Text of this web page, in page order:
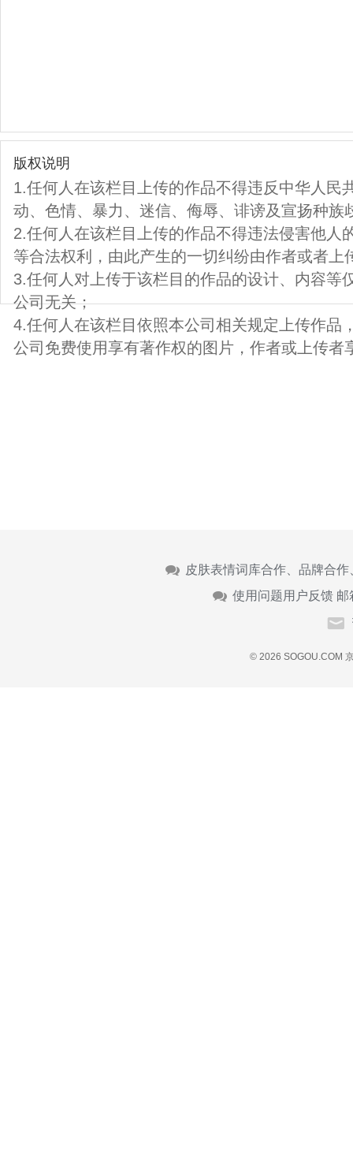
版权说明
1.任何人在该栏目上传的作品不得违反中华人民
动、色情、暴力、迷信、侮辱、诽谤及宣扬种族
2.任何人在该栏目上传的作品不得违法侵害他人
等合法权利，由此产生的一切纠纷由作者或者上
3.任何人对上传于该栏目的作品的设计、内容等
公司无关；
4.任何人在该栏目依照本公司相关规定上传作品
公司免费使用享有著作权的图片，作者或上传者
皮肤表情词库合作、品牌合
使用问题用户反馈 邮
© 2026 SOGOU.COM